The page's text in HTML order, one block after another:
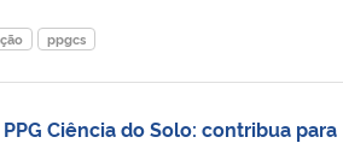
ppgcs
Ciência do Solo: contribua para